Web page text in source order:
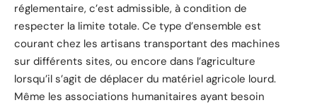
réglementaire, c’est admissible, à condition de
respecter la limite totale. Ce type d’ensemble est
courant chez les artisans transportant des machines
sur différents sites, ou encore dans l’agriculture
lorsqu’il s’agit de déplacer du matériel agricole lourd.
Même les associations humanitaires ayant besoin